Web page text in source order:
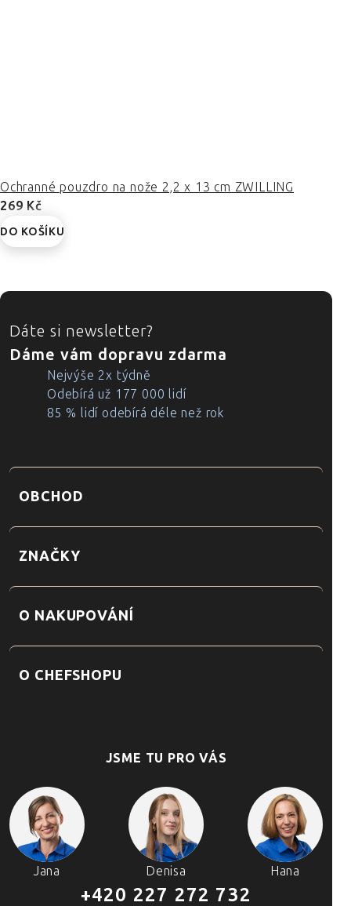
Ochranné pouzdro na nože 2,2 x 13 cm ZWILLING
269 Kč
DO KOŠÍKU
ZÁPATÍ
Dáte si newsletter?
Dáme vám dopravu zdarma
Nejvýše 2x týdně
Odebírá už 177 000 lidí
85 % lidí odebírá déle než rok
OBCHOD
ZNAČKY
O NAKUPOVÁNÍ
O CHEFSHOPU
JSME TU PRO VÁS
Jana Denisa Hana
+420 227 272 732